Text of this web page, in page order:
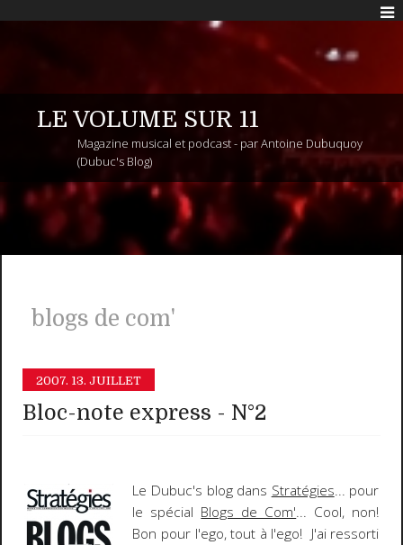
LE VOLUME SUR 11
Magazine musical et podcast - par Antoine Dubuquoy
(Dubuc's Blog)
blogs de com'
2007. 13. JUILLET
Bloc-note express - N°2
Le Dubuc's blogdans Stratégies... pour
le spécial Blogs de Com'... Cool, non!
Bon pour l'ego, tout à l'ego! J'ai ressorti